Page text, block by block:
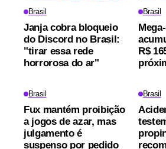
Brasil
Janja cobra bloqueio
do Discord no Brasil:
"tirar essa rede
horrorosa do ar"
Brasil
R$
Brasil
Fux mantém proibição
a jogos de azar, mas
julgamento é
suspenso por pedido
Brasil